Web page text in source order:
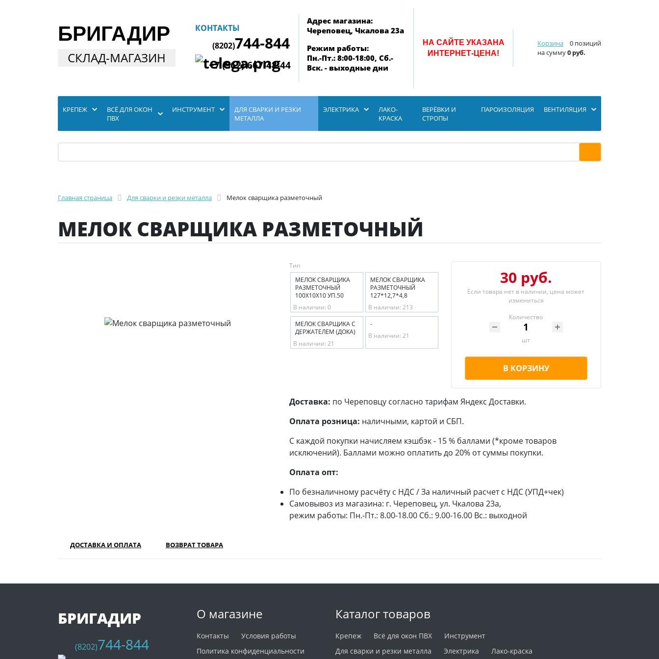
БРИГАДИР
СКЛАД-МАГАЗИН
Корзина
0 позиций
на сумму0 руб.
КОНТАКТЫ
(8202)744-844
+7 (962)-667-48-44
Адрес магазина:
Череповец, Чкалова 23а
Режим работы:
Пн.-Пт.: 8:00-18:00, Сб.-
Вск. - выходные дни
НА САЙТЕ УКАЗАНА
ИНТЕРНЕТ-ЦЕНА!
КРЕПЕЖ
ВСЁ ДЛЯ ОКОН
ПВХ
ИНСТРУМЕНТ
ДЛЯ СВАРКИ И РЕЗКИ
МЕТАЛЛА
ЭЛЕКТРИКА
ЛАКО-
КРАСКА
ВЕРЁВКИ И
СТРОПЫ
ПАРОИЗОЛЯЦИЯ ВЕНТИЛЯЦИЯ
Главная страница Для сварки и резки металла Мелок сварщика разметочный
МЕЛОК СВАРЩИКА РАЗМЕТОЧНЫЙ
Тип
МЕЛОК СВАРЩИКА
РАЗМЕТОЧНЫЙ
100Х10Х10 УП.50
В наличии: 0
МЕЛОК СВАРЩИКА
РАЗМЕТОЧНЫЙ
127*12,7*4,8
В наличии: 213
МЕЛОК СВАРЩИКА С
ДЕРЖАТЕЛЕМ (ДОКА)
В наличии: 21
-
В наличии: 21
30 руб.
Если товара нет в наличии, цена может
измениться
Количество
шт
В КОРЗИНУ
Доставка: по Череповцу согласно тарифам Яндекс Доставки.
Оплата розница: наличными, картой и СБП.
С каждой покупки начисляем кэшбэк - 15 % баллами (*кроме товаров
исключений). Баллами можно оплатить до 20% от суммы покупки.
Оплата опт:
По безналичному расчёту с НДС / За наличный расчет с НДС (УПД+чек)
Самовывоз из магазина: г. Череповец, ул. Чкалова 23а,
режим работы: Пн.-Пт.: 8.00-18.00 Сб.: 9.00-16.00 Вс.: выходной
ДОСТАВКА И ОПЛАТА ВОЗВРАТ ТОВАРА
О магазине
Контакты
Условия работы
Политика конфиденциальности
Каталог товаров
Крепеж Всё для окон ПВХ
Инструмент
Для сварки и резки металла
Электрика Лако-краска
БРИГАДИР
(8202)744-844